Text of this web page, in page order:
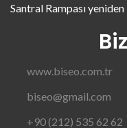
Santral Rampası
www.biseo.com.tr
biseo@gmail.com
+90 (212) 535 62 62